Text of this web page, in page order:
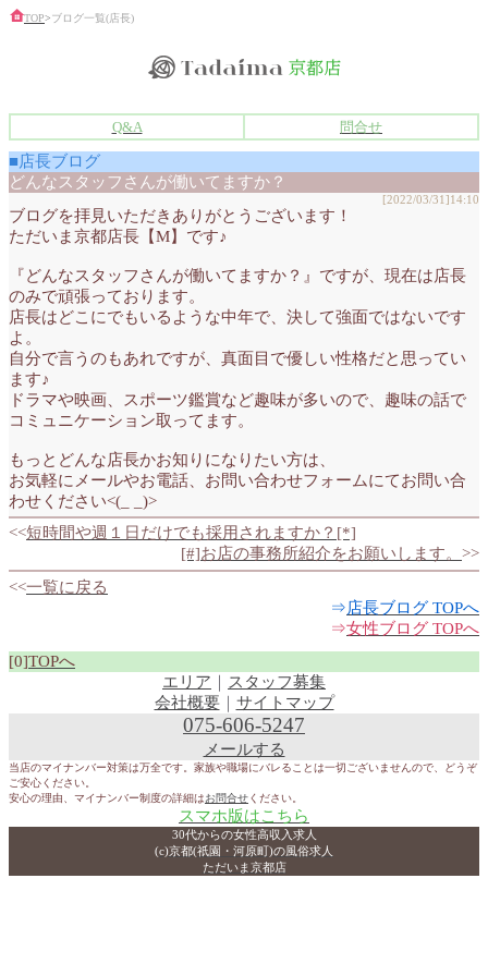
TOP>ブログ一覧(店長)
Q&A 問合せ
■店長ブログ
どんなスタッフさんが働いてますか？
[2022/03/31]14:10
ブログを拝見いただきありがとうございます！
ただいま京都店長【M】です♪
『どんなスタッフさんが働いてますか？』ですが、現在は店長
のみで頑張っております。
店長はどこにでもいるような中年で、決して強面ではないです
よ。
自分で言うのもあれですが、真面目で優しい性格だと思ってい
ます♪
ドラマや映画、スポーツ鑑賞など趣味が多いので、趣味の話で
コミュニケーション取ってます。
もっとどんな店長かお知りになりたい方は、
お気軽にメールやお電話、お問い合わせフォームにてお問い合
わせください<(_ _)>
<<短時間や週１日だけでも採用されますか？[*]
[#]お店の事務所紹介をお願いします。 >>
<<一覧に戻る
⇒店長ブログ TOPへ
⇒女性ブログ TOPへ
[0]TOPへ
エリア
スタッフ募集
会社概要｜ サイトマップ
075-606-5247
メールする
当店のマイナンバー対策は万全です。家族や職場にバレることは一切ございませんので、どうぞ
ご安心ください。
安心の理由、マイナンバー制度の詳細はお問合せください。
スマホ版はこちら
30代からの女性高収入求人
(c)京都(祇園・河原町)の風俗求人
ただいま京都店